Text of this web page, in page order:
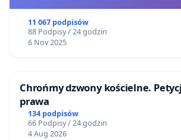
11 067 podpisów
88 Podpisy / 24 godzin
6 Nov 2025
Chrońmy dzwony kościelne.
prawa
134 podpisów
66 Podpisy / 24 godzin
4 Aug 2026